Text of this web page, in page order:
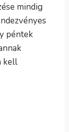
mindig
péntek
kell